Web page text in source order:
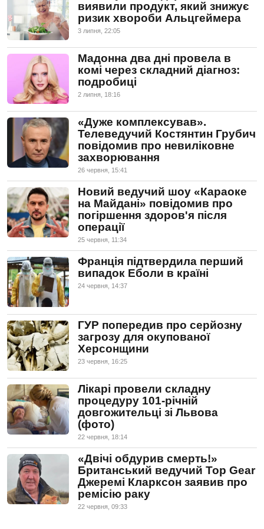
виявили продукт, який знижує
ризик хвороби Альцгеймера
3 липня, 22:05
Мадонна два дні провела в
комі через складний діагноз:
подробиці
2 липня, 18:16
«Дуже комплексував».
Телеведучий Костянтин Грубич
повідомив про невиліковне
захворювання
26 червня, 15:41
Новий ведучий шоу «Караоке
на Майдані» повідомив про
погіршення здоров'я після
операції
25 червня, 11:34
Франція підтвердила перший
випадок Еболи в країні
24 червня, 14:37
ГУР попередив про серйозну
загрозу для окупованої
Херсонщини
23 червня, 16:25
Лікарі провели складну
процедуру 101-річній
довгожительці зі Львова
(фото)
22 червня, 18:14
«Двічі обдурив смерть!»
Британський ведучий Top Gear
Джеремі Кларксон заявив про
ремісію раку
22 червня, 09:33